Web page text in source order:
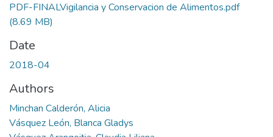
PDF-FINALVigilancia y Conservacion de Alimentos.pdf
(8.69 MB)
Date
2018-04
Authors
Minchan Calderón, Alicia
Vásquez León, Blanca Gladys